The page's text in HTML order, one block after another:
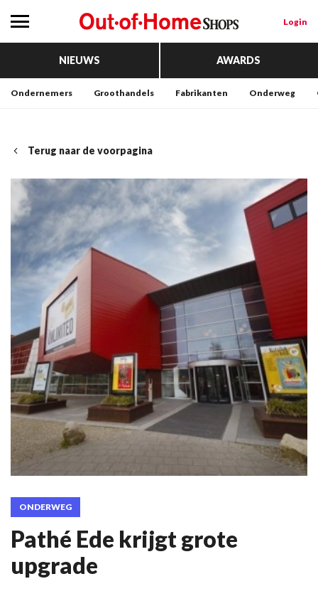
Login
NIEUWS AWARDS
Ondernemers Groothandels Fabrikanten Onderweg
Terug naar de voorpagina
ONDERWEG
Pathé Ede krijgt grote
upgrade